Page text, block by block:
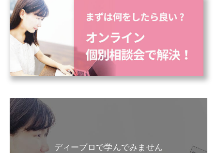
ディープロで学んでみません